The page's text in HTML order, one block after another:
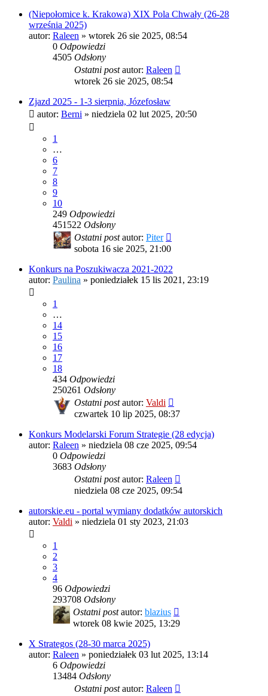
(Niepołomice k. Krakowa) XIX Pola Chwały (26-28
września 2025)
autor: Raleen » wtorek 26 sie 2025, 08:54
0 Odpowiedzi
4505 Odsłony
Ostatni postautor: Raleen
wtorek 26 sie 2025, 08:54
Zjazd 2025 - 1-3 sierpnia, Józefosław
autor: Berni » niedziela 02 lut 2025, 20:50
1
…
6
7
8
9
10
249 Odpowiedzi
451522 Odsłony
Ostatni postautor: Piter
sobota 16 sie 2025, 21:00
Konkurs na Poszukiwacza 2021-2022
autor: Paulina » poniedziałek 15 lis 2021, 23:19
1
…
14
15
16
17
18
434 Odpowiedzi
250261 Odsłony
Ostatni postautor: Valdi
czwartek 10 lip 2025, 08:37
Konkurs Modelarski Forum Strategie (28 edycja)
autor: Raleen » niedziela 08 cze 2025, 09:54
0 Odpowiedzi
3683 Odsłony
Ostatni postautor: Raleen
niedziela 08 cze 2025, 09:54
autorskie.eu - portal wymiany dodatków autorskich
autor: Valdi » niedziela 01 sty 2023, 21:03
1
2
3
4
96 Odpowiedzi
293708 Odsłony
Ostatni postautor: blazius
wtorek 08 kwie 2025, 13:29
X Strategos (28-30 marca 2025)
autor: Raleen » poniedziałek 03 lut 2025, 13:14
6 Odpowiedzi
13484 Odsłony
Ostatni postautor: Raleen